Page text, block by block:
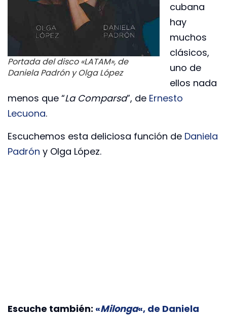
Portada del disco «LATAM», de
Daniela Padrón y Olga López
cubana
hay
muchos
clásicos,
uno de
ellos nada
menos que “La Comparsa”, de Ernesto
Lecuona.
Escuchemos esta deliciosa función de Daniela
Padrón y Olga López.
Escuche también: «Milonga«, de Daniela